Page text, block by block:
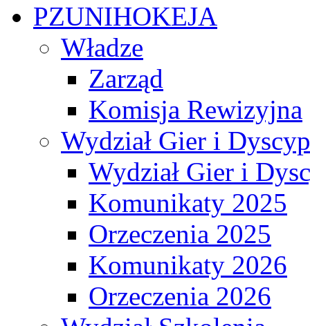
PZUNIHOKEJA
Władze
Zarząd
Komisja Rewizyjna
Wydział Gier i
Wydział Gier i
Komunikaty 2025
Orzeczenia 2025
Komunikaty 2026
Orzeczenia 2026